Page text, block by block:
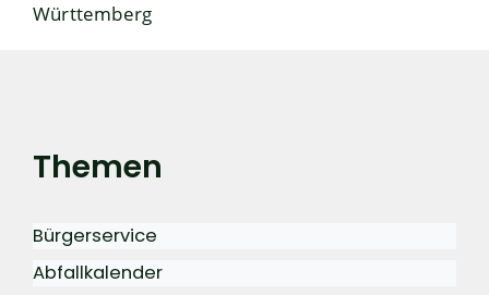
Württemberg
Themen
Bürgerservice
Abfallkalender